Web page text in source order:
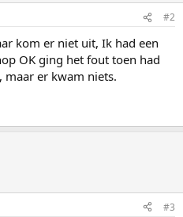
#2
kom er niet uit, Ik had een
OK ging het fout toen had
maar er kwam niets.
#3